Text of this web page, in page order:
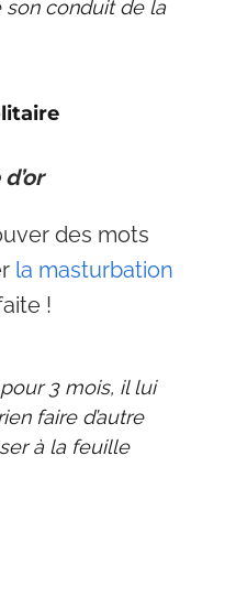
son conduit de la
des mots
la masturbation
!
3 mois, il lui
faire d’autre
à la feuille